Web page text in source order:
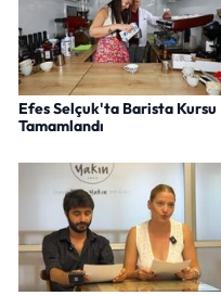
Efes Selçuk'ta Barista Kursu
Tamamlandı